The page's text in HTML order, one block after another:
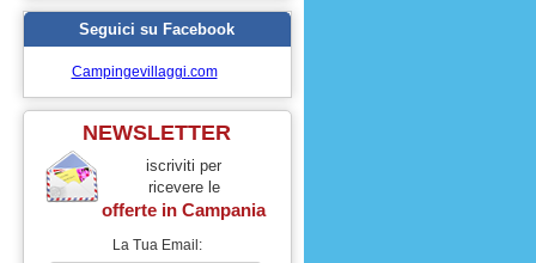
Seguici su Facebook
Campingevillaggi.com
NEWSLETTER
iscriviti per
ricevere le
offerte in Campania
La Tua Email: